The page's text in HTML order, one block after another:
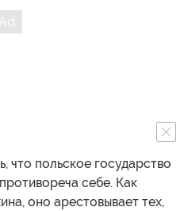
что польское государство
себе. Как
оно арестовывает тех,